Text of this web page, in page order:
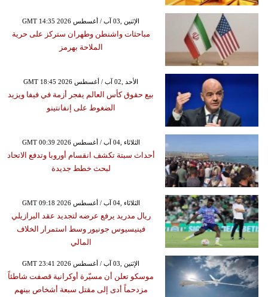
GMT 14:35 2026 الإثنين ,03 آب / أغسطس
مباحثات واشنطن وطهران ستركز على حرية
الملاحة بهرمز
GMT 18:45 2026 الأحد ,02 آب / أغسطس
بيع حقوق كأس العالم يفجر أزمة في فيفا ويزيد
الضغوط على إنفانتينو
GMT 00:39 2026 الثلاثاء ,04 آب / أغسطس
أحداث سبتة تكشف انقسام أوروبا وتدفع الاتحاد
لبحث خطط جديدة
GMT 09:18 2026 الثلاثاء ,04 آب / أغسطس
ريال مدريد يرفع عرضه لتجديد عقد البرازيلي
فينيسيوس جونيور وسط استمرار الخلاف
المالي
GMT 23:41 2026 الإثنين ,03 آب / أغسطس
موسكو تعلن أن مسيّرة أوكرانية قصفت شاطئاً
مزدحماً أدى إلى مقتل سبعة أشخاص بينهم